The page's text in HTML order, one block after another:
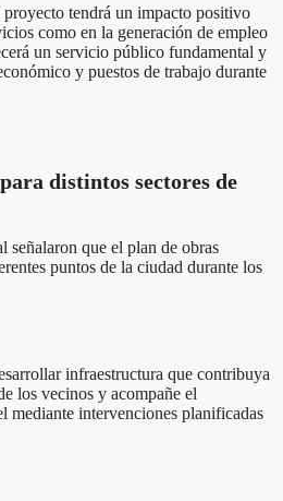
tendrá un impacto positivo
como en la generación de empleo
un servicio público fundamental y
y puestos de trabajo durante
distintos sectores de
que el plan de obras
puntos de la ciudad durante los
infraestructura que contribuya
los vecinos y acompañe el
mediante intervenciones planificadas